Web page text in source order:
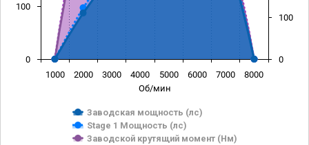
Об/мин
Заводская мощность (лс)
Stage 1 Мощность (лс)
Заводской крутящий момент (Нм)
1000 2000 3000 4000 5000 6000 7000 8000
0
100
0
100